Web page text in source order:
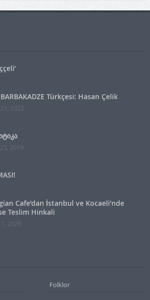
Türkçesi: Hasan Çelik
21, 2022
2019
Cafe’dan İstanbul ve Kocaeli’nde
Teslim Hinkali
2020
Folklor